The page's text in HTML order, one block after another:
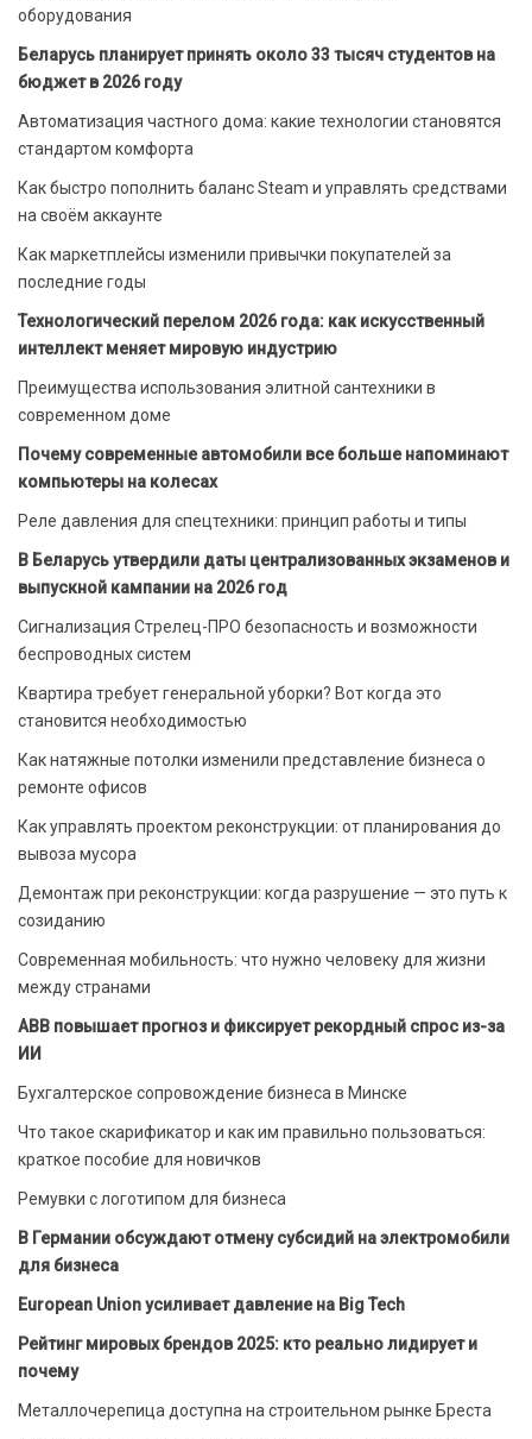
оборудования
Беларусь планирует принять около 33 тысяч студентов на
бюджет в 2026 году
Автоматизация частного дома: какие технологии становятся
стандартом комфорта
Как быстро пополнить баланс Steam и управлять средствами
на своём аккаунте
Как маркетплейсы изменили привычки покупателей за
последние годы
Технологический перелом 2026 года: как искусственный
интеллект меняет мировую индустрию
Преимущества использования элитной сантехники в
современном доме
Почему современные автомобили все больше напоминают
компьютеры на колесах
Реле давления для спецтехники: принцип работы и типы
В Беларусь утвердили даты централизованных экзаменов и
выпускной кампании на 2026 год
Сигнализация Стрелец-ПРО безопасность и возможности
беспроводных систем
Квартира требует генеральной уборки? Вот когда это
становится необходимостью
Как натяжные потолки изменили представление бизнеса о
ремонте офисов
Как управлять проектом реконструкции: от планирования до
вывоза мусора
Демонтаж при реконструкции: когда разрушение — это путь к
созиданию
Современная мобильность: что нужно человеку для жизни
между странами
ABB повышает прогноз и фиксирует рекордный спрос из-за
ИИ
Бухгалтерское сопровождение бизнеса в Минске
Что такое скарификатор и как им правильно пользоваться:
краткое пособие для новичков
Ремувки с логотипом для бизнеса
В Германии обсуждают отмену субсидий на электромобили
для бизнеса
European Union усиливает давление на Big Tech
Рейтинг мировых брендов 2025: кто реально лидирует и
почему
Металлочерепица доступна на строительном рынке Бреста